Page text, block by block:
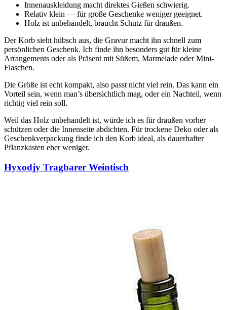
Innenauskleidung macht direktes Gießen schwierig.
Relativ klein — für große Geschenke weniger geeignet.
Holz ist unbehandelt, braucht Schutz für draußen.
Der Korb sieht hübsch aus, die Gravur macht ihn schnell zum
persönlichen Geschenk. Ich finde ihn besonders gut für kleine
Arrangements oder als Präsent mit Süßem, Marmelade oder Mini-
Flaschen.
Die Größe ist echt kompakt, also passt nicht viel rein. Das kann ein
Vorteil sein, wenn man’s übersichtlich mag, oder ein Nachteil, wenn
richtig viel rein soll.
Weil das Holz unbehandelt ist, würde ich es für draußen vorher
schützen oder die Innenseite abdichten. Für trockene Deko oder als
Geschenkverpackung finde ich den Korb ideal, als dauerhafter
Pflanzkasten eher weniger.
Hyxodjy Tragbarer Weintisch